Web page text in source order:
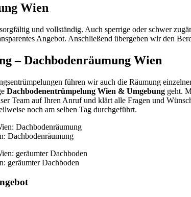
Wien
und vollständig. Auch sperrige oder schwer
Angebot. Anschließend übergeben wir den
– Dachbodenräumung Wien
führen wir auch die Räumung
Dachbodenentrümpelung Wien & Umgebung geht.
Team auf Ihren Anruf und klärt alle Fragen und
noch am selben Tag durchgeführt.
Dachbodenräumung
geräumter Dachboden